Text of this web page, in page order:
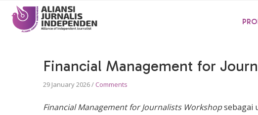
Financial Management for
29 January 2026/ Comments
Financial Management for Journalists Workshopsebagai